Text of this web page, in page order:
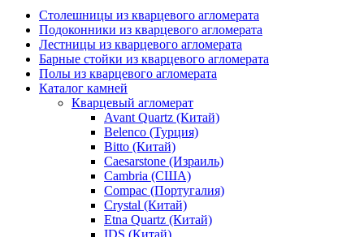
Столешницы из кварцевого агломерата
Подоконники из кварцевого агломерата
Лестницы из кварцевого агломерата
Барные стойки из кварцевого агломерата
Полы из кварцевого агломерата
Каталог камней
Кварцевый агломерат
Avant Quartz (Китай)
Belenco (Турция)
Bitto (Китай)
Caesarstone (Израиль)
Cambria (США)
Compac (Португалия)
Crystal (Китай)
Etna Quartz (Китай)
IDS (Китай)